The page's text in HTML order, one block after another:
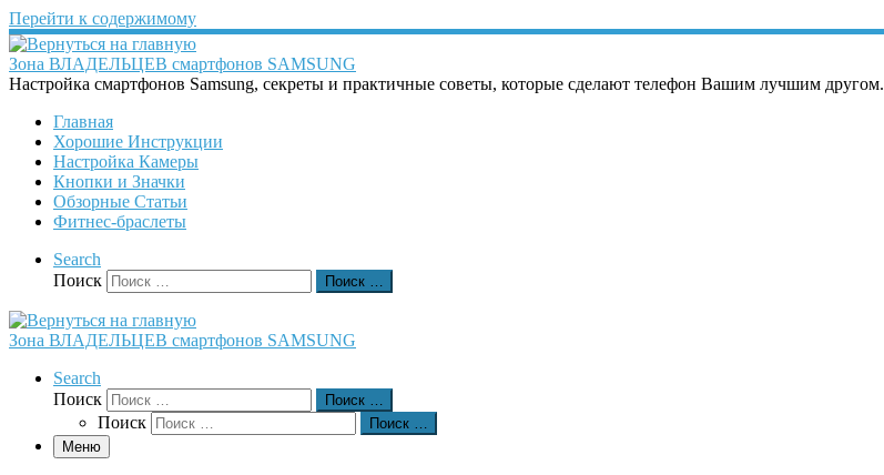
Перейти к содержимому
Зона ВЛАДЕЛЬЦЕВ смартфонов SAMSUNG
Настройка смартфонов Samsung, секреты и практичные советы, которые сделают телефон Вашим лучшим другом.
Главная
Хорошие Инструкции
Настройка Камеры
Кнопки и Значки
Обзорные Статьи
Фитнес-браслеты
Search
Поиск
Поиск …
Зона ВЛАДЕЛЬЦЕВ смартфонов SAMSUNG
Search
Поиск
Поиск …
Поиск
Поиск …
Меню